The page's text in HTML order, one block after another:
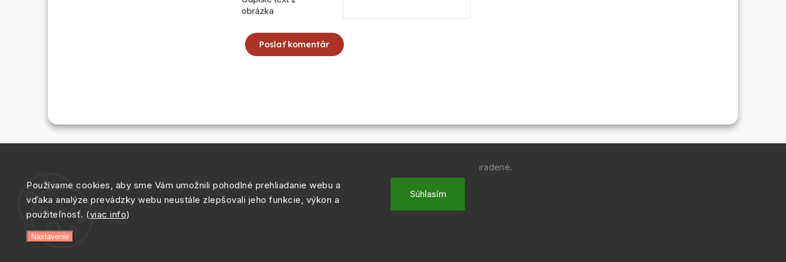
Používame cookies, aby sme Vám umožnili pohodlné prehliadanie webu a
vďaka analýze prevádzky webu neustále zlepšovali jeho funkcie, výkon a
použiteľnosť. (viac info)
Nastavenie
Súhlasím
obrázka
Poslať komentár
. Všetky práva vyhradené.
Vytvořil